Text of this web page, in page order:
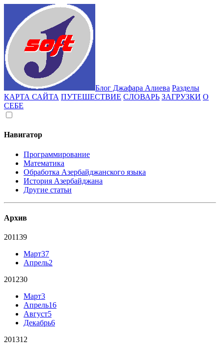
Блог Джафара Алиева Разделы
КАРТА САЙТА ПУТЕШЕСТВИЕ СЛОВАРЬ ЗАГРУЗКИ О
СЕБЕ
Навигатор
Программирование
Математика
Обработка Азербайджанского языка
История Азербайджана
Другие статьи
Архив
201139
Март37
Апрель2
201230
Март3
Апрель16
Август5
Декабрь6
201312